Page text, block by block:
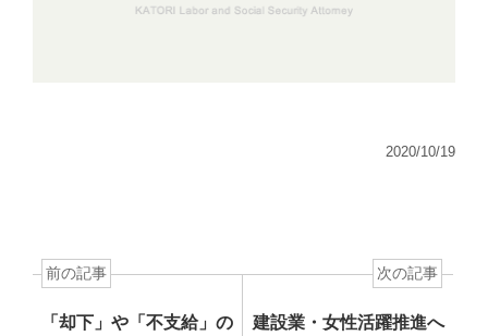
2020/10/19
前の記事
「却下」や「不支給」の
次の記事
建設業・女性活躍推進へ